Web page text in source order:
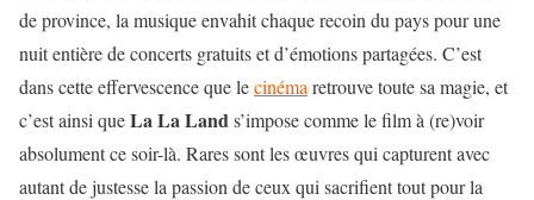
de province, la musique envahit chaque recoin du pays pour une
nuit entière de concerts gratuits et d’émotions partagées. C’est
dans cette effervescence que lecinéma retrouve toute sa magie, et
c’est ainsi queLa La Lands’impose comme le film à (re)voir
absolument ce soir-là. Rares sont les œuvres qui capturent avec
autant de justesse la passion de ceux qui sacrifient tout pour la